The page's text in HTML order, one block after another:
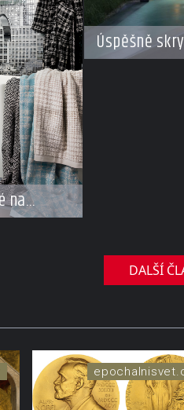
na
Úspěšně
DALŠÍ